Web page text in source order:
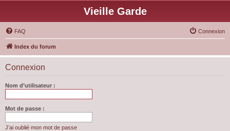
Vieille Garde
FAQ Connexion
Index du forum
Connexion
Nom d’utilisateur :
Mot de passe :
J’ai oublié mon mot de passe